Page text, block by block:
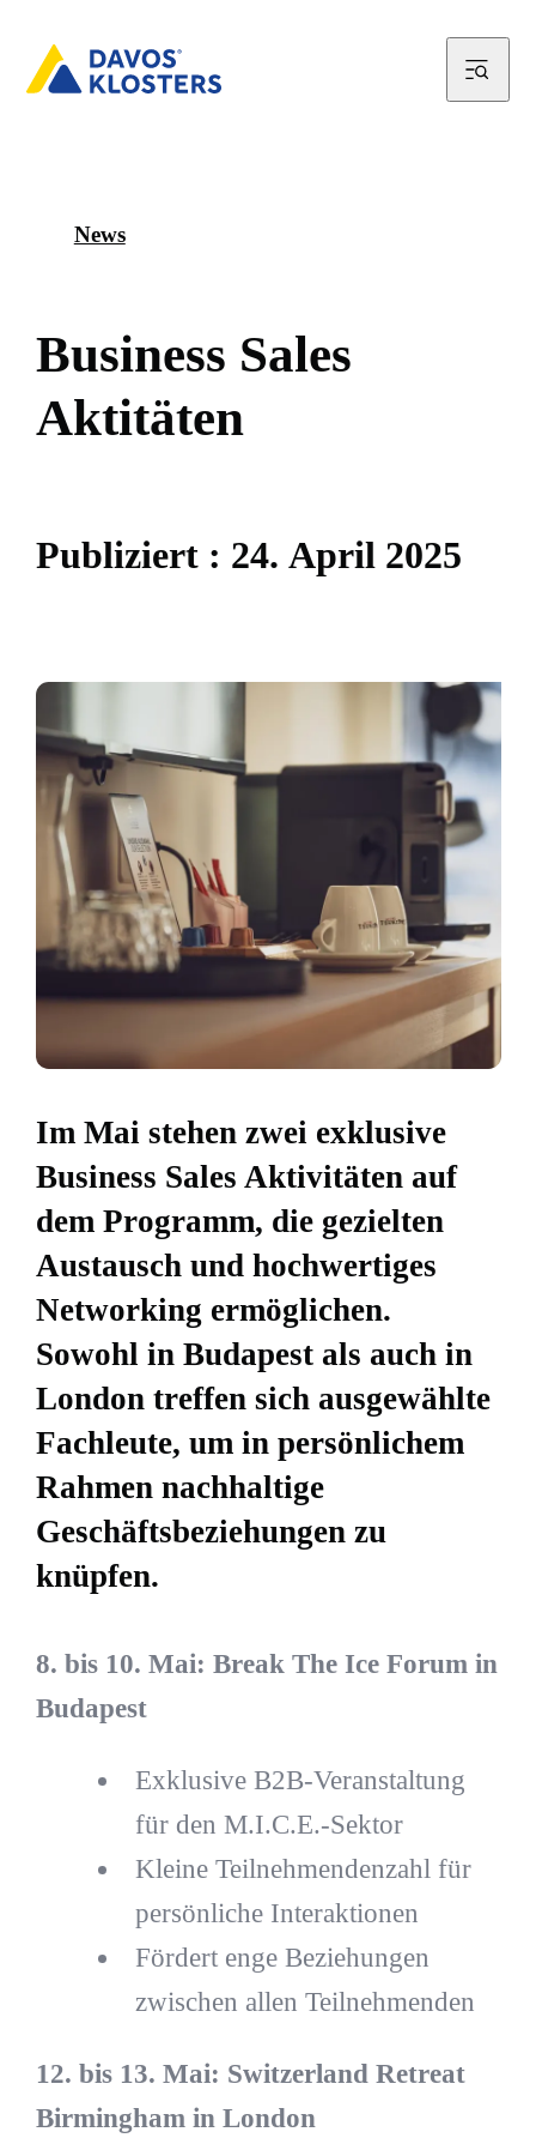
News
Business Sales
Aktitäten
Publiziert : 24. April 2025
Im Mai stehen zwei exklusive
Business Sales Aktivitäten auf
dem Programm, die gezielten
Austausch und hochwertiges
Networking ermöglichen.
Sowohl in Budapest als auch in
London treffen sich ausgewählte
Fachleute, um in persönlichem
Rahmen nachhaltige
Geschäftsbeziehungen zu
knüpfen.
8. bis 10. Mai: Break The Ice Forum in
Budapest
Exklusive B2B-Veranstaltung
für den M.I.C.E.-Sektor
Kleine Teilnehmendenzahl für
persönliche Interaktionen
Fördert enge Beziehungen
zwischen allen Teilnehmenden
12. bis 13. Mai: Switzerland Retreat
Birmingham in London